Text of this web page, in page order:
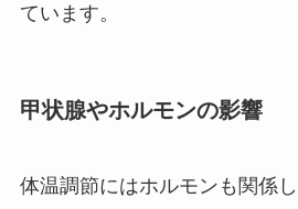
ています。
甲状腺やホルモンの影響
体温調節にはホルモンも関係し